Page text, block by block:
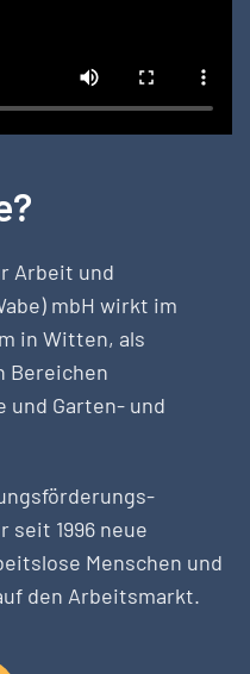
Arbeit und
mbH wirkt im
in Witten, als
Bereichen
und Garten- und
seit 1996 neue
Menschen und
den Arbeitsmarkt.